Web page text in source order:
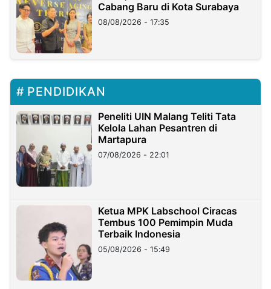
Cabang Baru di Kota Surabaya
08/08/2026 - 17:35
PENDIDIKAN
Peneliti UIN Malang Teliti Tata
Kelola Lahan Pesantren di
Martapura
07/08/2026 - 22:01
Ketua MPK Labschool Ciracas
Tembus 100 Pemimpin Muda
Terbaik Indonesia
05/08/2026 - 15:49